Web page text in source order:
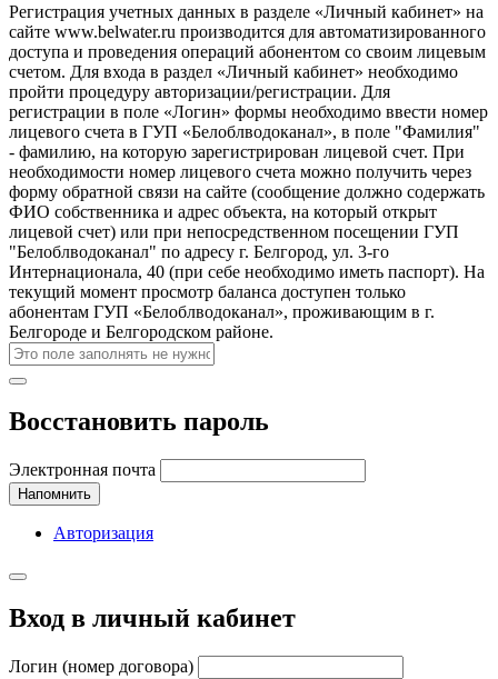
Регистрация учетных данных в разделе «Личный кабинет» на
сайте www.belwater.ru производится для автоматизированного
доступа и проведения операций абонентом со своим лицевым
счетом. Для входа в раздел «Личный кабинет» необходимо
пройти процедуру авторизации/регистрации. Для
регистрации в поле «Логин» формы необходимо ввести номер
лицевого счета в ГУП «Белоблводоканал», в поле "Фамилия"
- фамилию, на которую зарегистрирован лицевой счет. При
необходимости номер лицевого счета можно получить через
форму обратной связи на сайте (сообщение должно содержать
ФИО собственника и адрес объекта, на который открыт
лицевой счет) или при непосредственном посещении ГУП
"Белоблводоканал" по адресу г. Белгород, ул. 3-го
Интернационала, 40 (при себе необходимо иметь паспорт). На
текущий момент просмотр баланса доступен только
абонентам ГУП «Белоблводоканал», проживающим в г.
Белгороде и Белгородском районе.
Восстановить пароль
Электронная почта
Напомнить
Авторизация
Вход в личный кабинет
Логин (номер договора)